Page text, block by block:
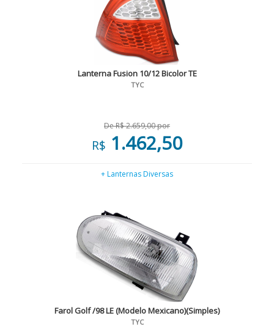
Lanterna Fusion 10/12 Bicolor TE
TYC
De R$ 2.659,00 por
R$ 1.462,50
+ Lanternas Diversas
Farol Golf /98 LE (Modelo Mexicano)(Simples)
TYC